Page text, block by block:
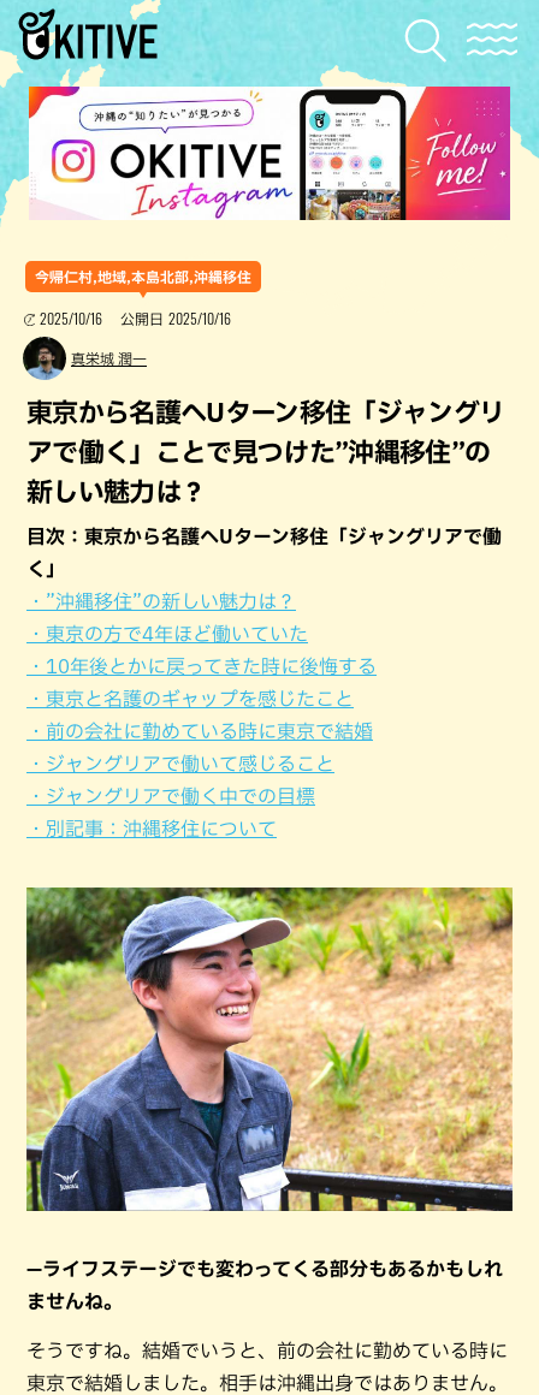
今帰仁村,地域,本島北部,沖縄移住
2025/10/16 公開日 2025/10/16
真栄城 潤一
東京から名護へUターン移住「ジャングリ
アで働く」ことで見つけた”沖縄移住”の
新しい魅力は？
目次：東京から名護へUターン移住「ジャングリアで働
く」
・”沖縄移住”の新しい魅力は？
・東京の方で4年ほど働いていた
・10年後とかに戻ってきた時に後悔する
・東京と名護のギャップを感じたこと
・前の会社に勤めている時に東京で結婚
・ジャングリアで働いて感じること
・ジャングリアで働く中での目標
・別記事：沖縄移住について
—ライフステージでも変わってくる部分もあるかもしれ
ませんね。
そうですね。結婚でいうと、前の会社に勤めている時に
東京で結婚しました。相手は沖縄出身ではありません。